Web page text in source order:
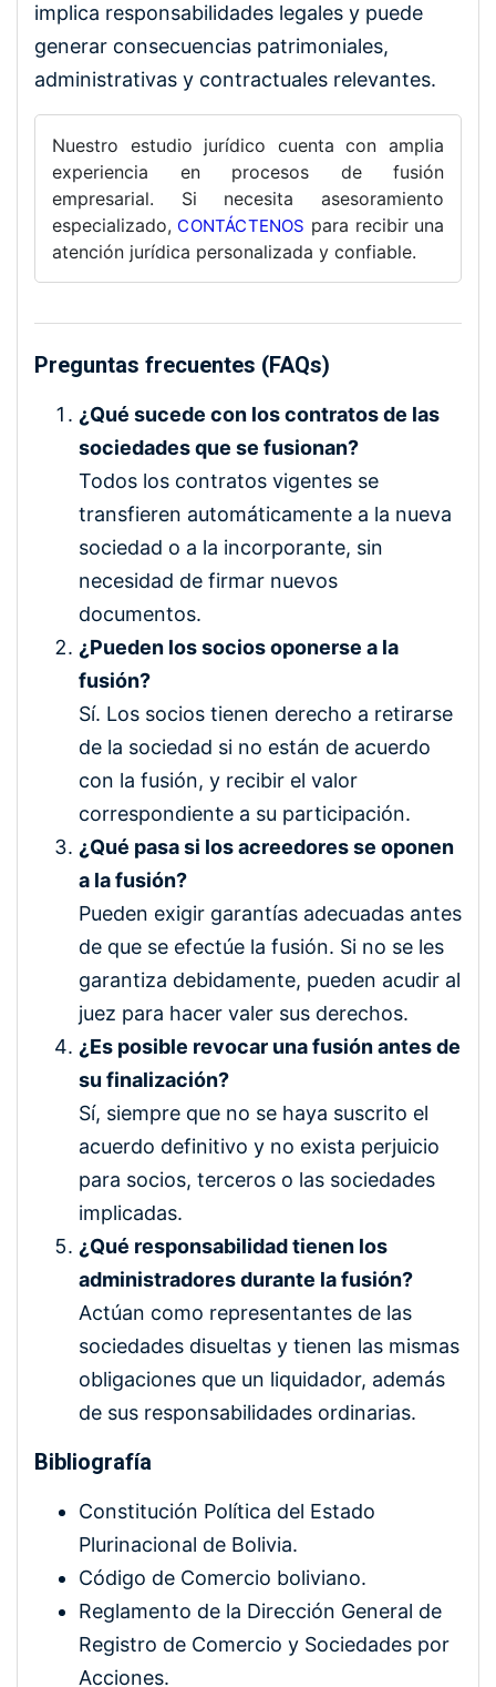
implica responsabilidades legales y puede
generar consecuencias patrimoniales,
administrativas y contractuales relevantes.
Nuestro estudio jurídico cuenta con amplia
experiencia en procesos de fusión
empresarial. Si necesita asesoramiento
especializado, CONTÁCTENOS para recibir una
atención jurídica personalizada y confiable.
Preguntas frecuentes (FAQs)
¿Qué sucede con los contratos de las
sociedades que se fusionan?
Todos los contratos vigentes se
transfieren automáticamente a la nueva
sociedad o a la incorporante, sin
necesidad de firmar nuevos
documentos.
¿Pueden los socios oponerse a la
fusión?
Sí. Los socios tienen derecho a retirarse
de la sociedad si no están de acuerdo
con la fusión, y recibir el valor
correspondiente a su participación.
¿Qué pasa si los acreedores se oponen
a la fusión?
Pueden exigir garantías adecuadas antes
de que se efectúe la fusión. Si no se les
garantiza debidamente, pueden acudir al
juez para hacer valer sus derechos.
¿Es posible revocar una fusión antes de
su finalización?
Sí, siempre que no se haya suscrito el
acuerdo definitivo y no exista perjuicio
para socios, terceros o las sociedades
implicadas.
¿Qué responsabilidad tienen los
administradores durante la fusión?
Actúan como representantes de las
sociedades disueltas y tienen las mismas
obligaciones que un liquidador, además
de sus responsabilidades ordinarias.
Bibliografía
Constitución Política del Estado
Plurinacional de Bolivia.
Código de Comercio boliviano.
Reglamento de la Dirección General de
Registro de Comercio y Sociedades por
Acciones.